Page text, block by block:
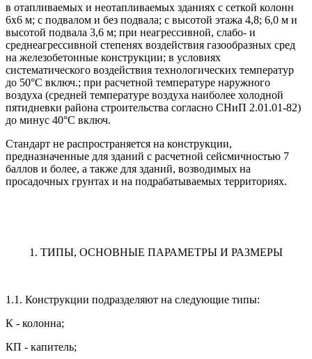
в отапливаемых и неотапливаемых зданиях с сеткой колонн
6х6 м; с подвалом и без подвала; с высотой этажа 4,8; 6,0 м и
высотой подвала 3,6 м; при неагрессивной, слабо- и
среднеагрессивной степенях воздействия газообразных сред
на железобетонные конструкции; в условиях
систематического воздействия технологических температур
до 50°С включ.; при расчетной температуре наружного
воздуха (средней температуре воздуха наиболее холодной
пятидневки района строительства согласно СНиП 2.01.01-82)
до минус 40°С включ.
Стандарт не распространяется на конструкции,
предназначенные для зданий с расчетной сейсмичностью 7
баллов и более, а также для зданий, возводимых на
просадочных грунтах и на подрабатываемых территориях.
1. ТИПЫ, ОСНОВНЫЕ ПАРАМЕТРЫ И РАЗМЕРЫ
1.1. Конструкции подразделяют на следующие типы:
К - колонна;
КП - капитель;